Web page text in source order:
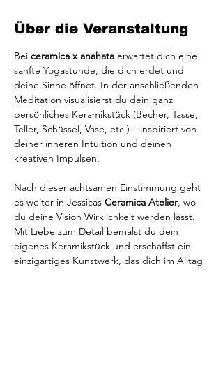
Über die Veranstaltung
Bei ceramica x anahata erwartet dich eine
sanfte Yogastunde, die dich erdet und
deine Sinne öffnet. In der anschließenden
Meditation visualisierst du dein ganz
persönliches Keramikstück (Becher, Tasse,
Teller, Schüssel, Vase, etc.) – inspiriert von
deiner inneren Intuition und deinen
kreativen Impulsen.
Nach dieser achtsamen Einstimmung geht
es weiter in Jessicas Ceramica Atelier, wo
du deine Vision Wirklichkeit werden lässt.
Mit Liebe zum Detail bemalst du dein
eigenes Keramikstück und erschaffst ein
einzigartiges Kunstwerk, das dich im Alltag